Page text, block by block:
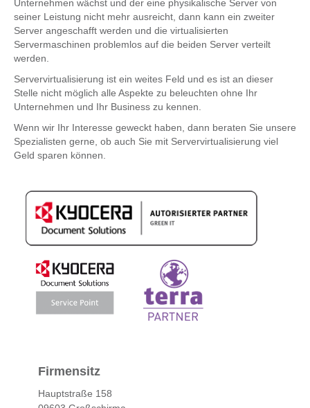
Unternehmen wächst und der eine physikalische Server von
seiner Leistung nicht mehr ausreicht, dann kann ein zweiter
Server angeschafft werden und die virtualisierten
Servermaschinen problemlos auf die beiden Server verteilt
werden.
Servervirtualisierung ist ein weites Feld und es ist an dieser
Stelle nicht möglich alle Aspekte zu beleuchten ohne Ihr
Unternehmen und Ihr Business zu kennen.
Wenn wir Ihr Interesse geweckt haben, dann beraten Sie unsere
Spezialisten gerne, ob auch Sie mit Servervirtualisierung viel
Geld sparen können.
Firmensitz
Hauptstraße 158